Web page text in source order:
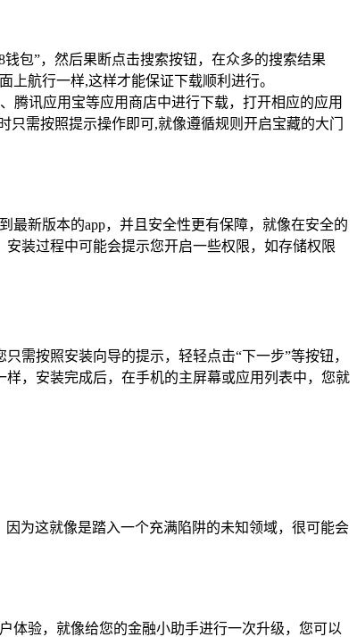
包”，然后果断点击搜索按钮，在众多的搜索结果
上航行一样,这样才能保证下载顺利进行。
腾讯应用宝等应用商店中进行下载，打开相应的应用
需按照提示操作即可,就像遵循规则开启宝藏的大门
最新版本的app，并且安全性更有保障，就像在安全的
装过程中可能会提示您开启一些权限，如存储权限
需按照安装向导的提示，轻轻点击“下一步”等按钮，
，安装完成后，在手机的主屏幕或应用列表中，您就
为这就像是踏入一个充满陷阱的未知领域，很可能会
体验，就像给您的金融小助手进行一次升级，您可以